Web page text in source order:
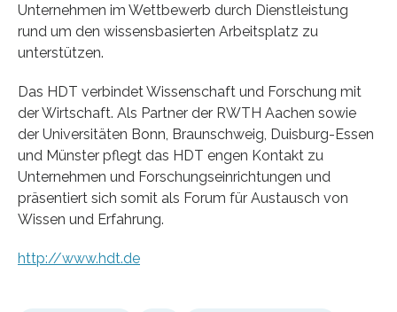
Unternehmen im Wettbewerb durch Dienstleistung
rund um den wissensbasierten Arbeitsplatz zu
unterstützen.
Das HDT verbindet Wissenschaft und Forschung mit
der Wirtschaft. Als Partner der RWTH Aachen sowie
der Universitäten Bonn, Braunschweig, Duisburg-Essen
und Münster pflegt das HDT engen Kontakt zu
Unternehmen und Forschungseinrichtungen und
präsentiert sich somit als Forum für Austausch von
Wissen und Erfahrung.
http://www.hdt.de